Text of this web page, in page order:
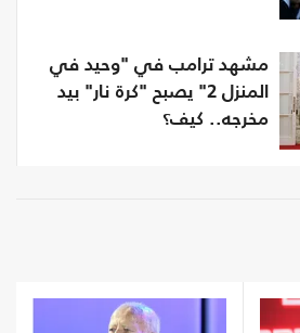
مشهد ترامب في "وحيد في
المنزل 2" يصبح "كرة نار" بيد
مخرجه.. كيف؟